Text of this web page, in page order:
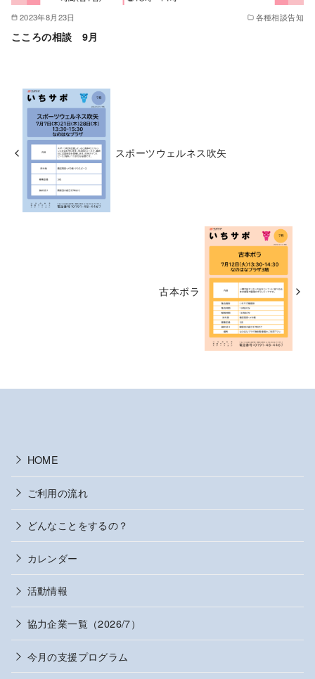
2023年8月23日 各種相談告知
こころの相談 9月
スポーツウェルネス吹矢
古本ボラ
HOME
ご利用の流れ
どんなことをするの？
カレンダー
活動情報
協力企業一覧（2026/7）
今月の支援プログラム